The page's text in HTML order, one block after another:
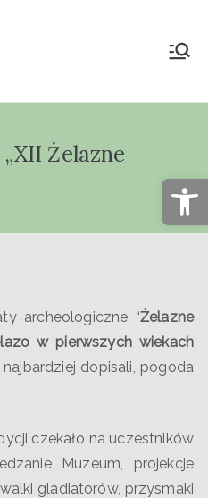
Przyrody
im.
Żelazne
“Żelazne
w pierwszych wiekach
dopisali, pogoda
czekało na uczestników
Muzeum, projekcje
gladiatorów, przysmaki